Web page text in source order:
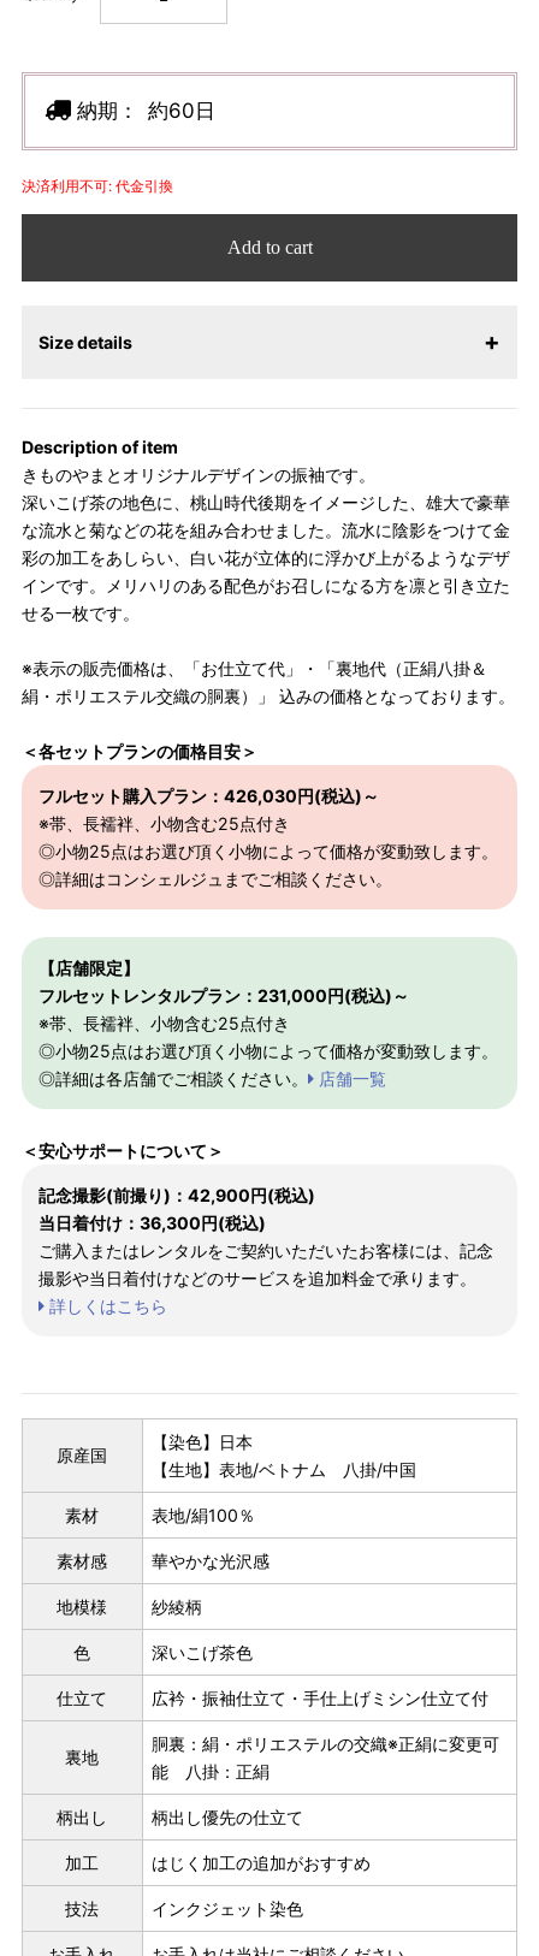
納期： 約60日
決済利用不可: 代金引換
Add to cart
Size details
召しになりやすい寸法に変更いたしました。変更点について詳細
をお知りになりたい方はお問い合わせください。
パターンオーダー（弊社規定のS～LLサイズより、身長・ヒッ
プを目安にサイズをお選びいただく）
Description of item
きものやまとオリジナルデザインの振袖です。
深いこげ茶の地色に、桃山時代後期をイメージした、雄大で豪華
な流水と菊などの花を組み合わせました。流水に陰影をつけて金
彩の加工をあしらい、白い花が立体的に浮かび上がるようなデザ
インです。メリハリのある配色がお召しになる方を凛と引き立た
せる一枚です。
※表示の販売価格は、「お仕立て代」・「裏地代（正絹八掛＆
絹・ポリエステル交織の胴裏）」 込みの価格となっております。
＜各セットプランの価格目安＞
フルセット購入プラン：426,030円(税込)～
※帯、長襦袢、小物含む25点付き
◎小物25点はお選び頂く小物によって価格が変動致します。
◎詳細はコンシェルジュまでご相談ください。
【店舗限定】
フルセットレンタルプラン：231,000円(税込)～
※帯、長襦袢、小物含む25点付き
◎小物25点はお選び頂く小物によって価格が変動致します。
◎詳細は各店舗でご相談ください。
店舗一覧
＜安心サポートについて＞
記念撮影(前撮り)：42,900円(税込)
当日着付け：36,300円(税込)
ご購入またはレンタルをご契約いただいたお客様には、記念
撮影や当日着付けなどのサービスを追加料金で承ります。
詳しくはこちら
原産国
【染色】日本
【生地】表地/ベトナム 八掛/中国
素材 表地/絹100％
素材感 華やかな光沢感
地模様 紗綾柄
色 深いこげ茶色
仕立て 広衿・振袖仕立て・手仕上げミシン仕立て付
裏地
胴裏：絹・ポリエステルの交織※正絹に変更可
能 八掛：正絹
柄出し 柄出し優先の仕立て
加工 はじく加工の追加がおすすめ
技法 インクジェット染色